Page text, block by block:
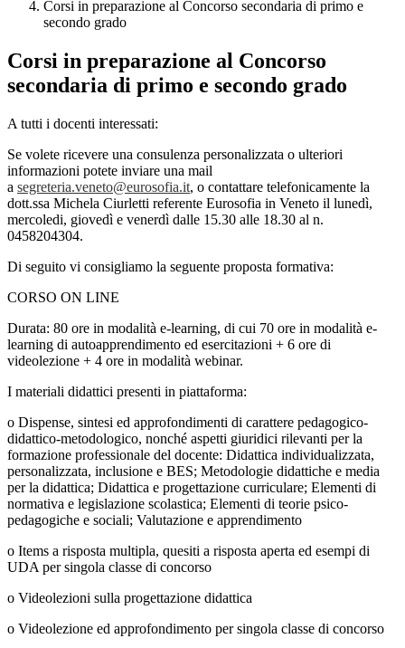
Corsi in preparazione al Concorso secondaria di primo e
secondo grado
Corsi in preparazione al Concorso
secondaria di primo e secondo grado
A tutti i docenti interessati:
Se volete ricevere una consulenza personalizzata o ulteriori
informazioni potete inviare una mail
a segreteria.veneto@eurosofia.it, o contattare telefonicamente la
dott.ssa Michela Ciurletti referente Eurosofia in Veneto il lunedì,
mercoledi, giovedì e venerdì dalle 15.30 alle 18.30 al n.
0458204304.
Di seguito vi consigliamo la seguente proposta formativa:
CORSO ON LINE
Durata: 80 ore in modalità e-learning, di cui 70 ore in modalità e-
learning di autoapprendimento ed esercitazioni + 6 ore di
videolezione + 4 ore in modalità webinar.
I materiali didattici presenti in piattaforma:
o Dispense, sintesi ed approfondimenti di carattere pedagogico-
didattico-metodologico, nonché aspetti giuridici rilevanti per la
formazione professionale del docente: Didattica individualizzata,
personalizzata, inclusione e BES; Metodologie didattiche e media
per la didattica; Didattica e progettazione curriculare; Elementi di
normativa e legislazione scolastica; Elementi di teorie psico-
pedagogiche e sociali; Valutazione e apprendimento
o Items a risposta multipla, quesiti a risposta aperta ed esempi di
UDA per singola classe di concorso
o Videolezioni sulla progettazione didattica
o Videolezione ed approfondimento per singola classe di concorso